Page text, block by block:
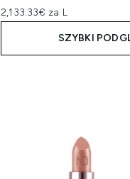
2,133.33€ za L
SZYBKI